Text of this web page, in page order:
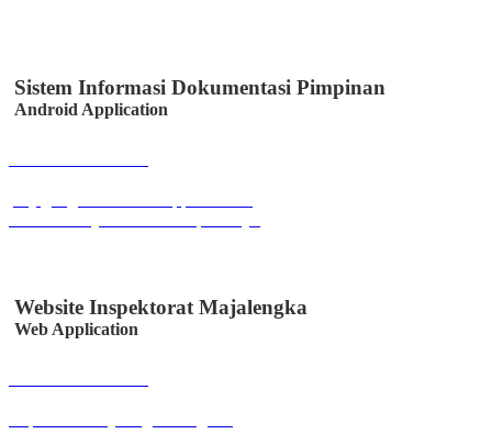
Sistem Informasi Dokumentasi Pimpinan
Android Application
Website Inspektorat Majalengka
Web Application